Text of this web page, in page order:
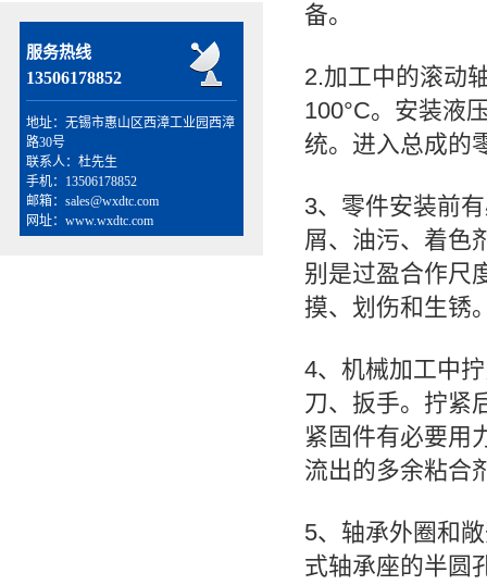
服务热线
13506178852
地址：无锡市惠山区西漳工业园西漳
路30号
联系人：杜先生
手机：13506178852
邮箱：sales@wxdtc.com
网址：www.wxdtc.com
备。
2.加工中的滚动
100°C。安装液
统。进入总成的
3、零件安装前
屑、油污、着色
别是过盈合作尺
摸、划伤和生锈
4、机械加工中
刀、扳手。拧紧
紧固件有必要用
流出的多余粘合
5、轴承外圈和
式轴承座的半圆